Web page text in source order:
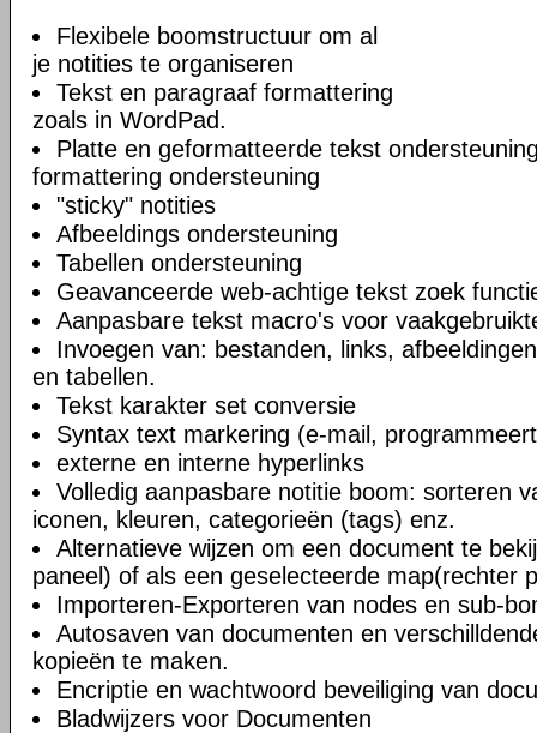
Flexibele boomstructuur om al
je notities te organiseren
Tekst en paragraaf formattering
zoals in WordPad.
Platte en geformatteerde tekst
formattering ondersteuning
"sticky" notities
Afbeeldings ondersteuning
Tabellen ondersteuning
Geavanceerde web-achtige tekst zoek
Aanpasbare tekst macro's voor
Invoegen van: bestanden, links,
en tabellen.
Tekst karakter set conversie
Syntax text markering (e-mail,
externe en interne hyperlinks
Volledig aanpasbare notitie boom: sorteren
iconen, kleuren, categorieën (tags) enz.
Alternatieve wijzen om een document te
paneel) of als een geselecteerde map(rechter
Importeren-Exporteren van nodes en sub-
Autosaven van documenten en
kopieën te maken.
Encriptie en wachtwoord beveiliging van
Bladwijzers voor Documenten